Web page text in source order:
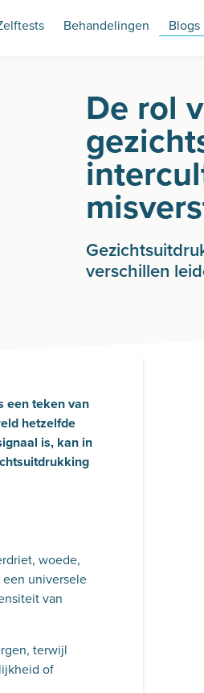
Behandelingen Blogs
De rol
verschillen
een teken van
hetzelfde
is, kan in
woede,
universele
van
terwijl
of